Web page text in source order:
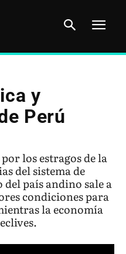
y
Perú
los estragos de la
del sistema de
país andino sale a
condiciones para
la economía